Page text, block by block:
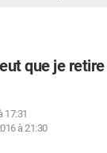
que je
17:31
à 21:30